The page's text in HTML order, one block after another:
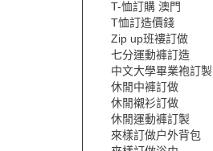
T-恤訂購 澳門
T恤訂造價錢
Zip up班褸訂做
七分運動褲訂造
中文大學畢業袍訂製
休閒中褲訂做
休閒襯衫訂做
休閒運動褲訂製
來樣訂做户外背包